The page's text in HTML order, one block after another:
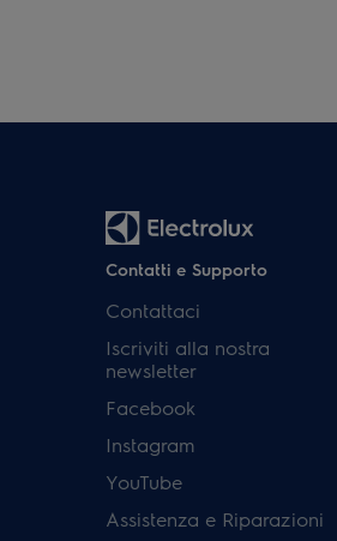
Contatti e Supporto
Contattaci
Iscriviti alla nostra
newsletter
Facebook
Instagram
YouTube
Assistenza e Riparazioni